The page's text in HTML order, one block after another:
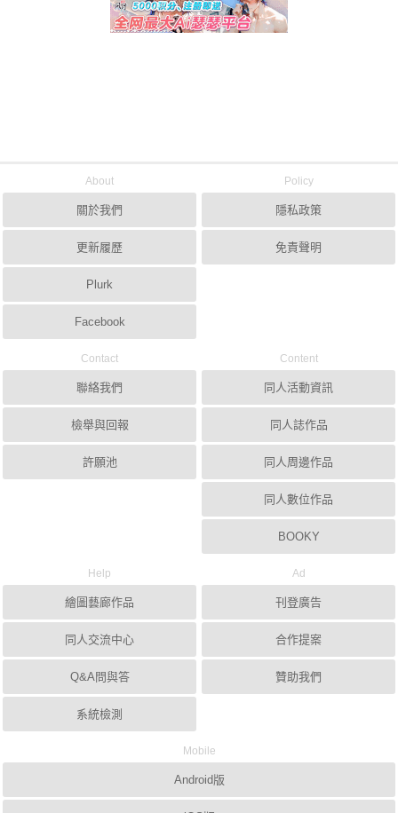
About
關於我們
更新履歷
Plurk
Facebook
Policy
隱私政策
免責聲明
Contact
聯絡我們
檢舉與回報
許願池
Content
同人活動資訊
同人誌作品
同人周邊作品
同人數位作品
BOOKY
Help
繪圖藝廊作品
同人交流中心
Q&A問與答
系統檢測
Ad
刊登廣告
合作提案
贊助我們
Mobile
Android版